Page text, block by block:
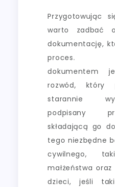
Przygotowując
warto zadbać
dokumentację,
proces.
dokumentem
rozwód, który
starannie
podpisany
składającą go
tego niezbędne
cywilnego,
małżeństwa
dzieci, jeśli